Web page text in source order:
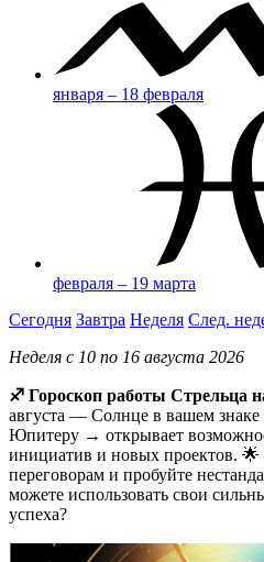
января – 18 февраля
февраля – 19 марта
Сегодня Завтра Неделя След.
Неделя с 10 по 16 августа 2026
♐ Гороскоп работы Стрельца
августа — Солнце в вашем знаке
Юпитеру → открывает
инициатив и новых проектов. 🌟
переговорам и пробуйте
можете использовать свои
успеха?